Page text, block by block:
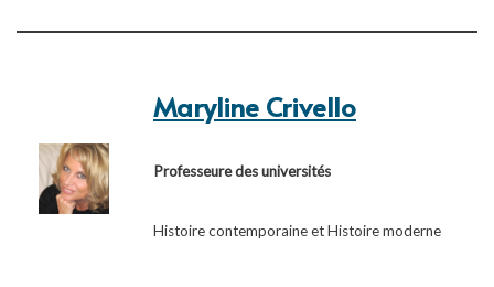
Maryline Crivello
Professeure des universités
Histoire contemporaine et Histoire moderne